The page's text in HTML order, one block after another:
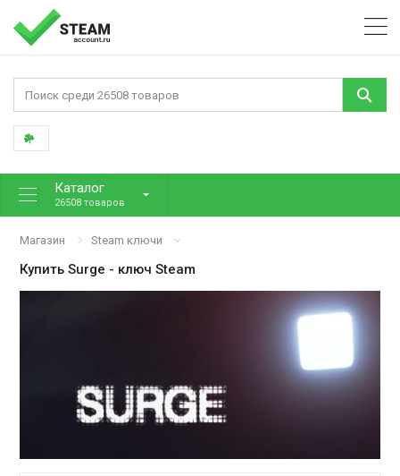
Каталог
26508 товаров
Магазин Steam ключи
КупитьSurge - ключ Steam